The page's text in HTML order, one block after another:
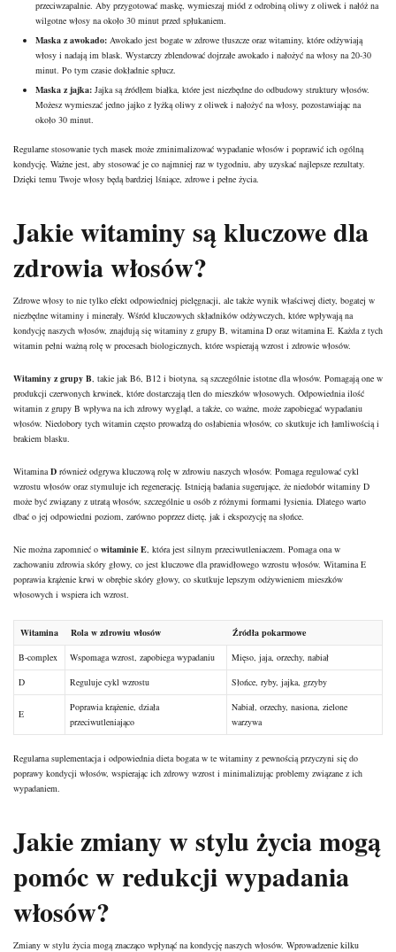
przeciwzapalnie. Aby przygotować maskę, wymieszaj miód z odrobiną oliwy z oliwek i nałóż na
wilgotne włosy na około 30 minut przed spłukaniem.
Maska z awokado: Awokado jest bogate w zdrowe tłuszcze oraz witaminy, które odżywiają
włosy i nadają im blask. Wystarczy zblendować dojrzałe awokado i nałożyć na włosy na 20-30
minut. Po tym czasie dokładnie spłucz.
Maska z jajka: Jajka są źródłem białka, które jest niezbędne do odbudowy struktury włosów.
Możesz wymieszać jedno jajko z łyżką oliwy z oliwek i nałożyć na włosy, pozostawiając na
około 30 minut.
Regularne stosowanie tych masek może zminimalizować wypadanie włosów i poprawić ich ogólną
kondycję. Ważne jest, aby stosować je co najmniej raz w tygodniu, aby uzyskać najlepsze rezultaty.
Dzięki temu Twoje włosy będą bardziej lśniące, zdrowe i pełne życia.
Jakie witaminy są kluczowe dla
zdrowia włosów?
Zdrowe włosy to nie tylko efekt odpowiedniej pielęgnacji, ale także wynik właściwej diety, bogatej w
niezbędne witaminy i minerały. Wśród kluczowych składników odżywczych, które wpływają na
kondycję naszych włosów, znajdują się witaminy z grupy B, witamina D oraz witamina E. Każda z tych
witamin pełni ważną rolę w procesach biologicznych, które wspierają wzrost i zdrowie włosów.
Witaminy z grupy B, takie jak B6, B12 i biotyna, są szczególnie istotne dla włosów. Pomagają one w
produkcji czerwonych krwinek, które dostarczają tlen do mieszków włosowych. Odpowiednia ilość
witamin z grupy B wpływa na ich zdrowy wygląd, a także, co ważne, może zapobiegać wypadaniu
włosów. Niedobory tych witamin często prowadzą do osłabienia włosów, co skutkuje ich łamliwością i
brakiem blasku.
WitaminaD również odgrywa kluczową rolę w zdrowiu naszych włosów. Pomaga regulować cykl
wzrostu włosów oraz stymuluje ich regenerację. Istnieją badania sugerujące, że niedobór witaminy D
może być związany z utratą włosów, szczególnie u osób z różnymi formami łysienia. Dlatego warto
dbać o jej odpowiedni poziom, zarówno poprzez dietę, jak i ekspozycję na słońce.
Nie można zapomnieć o witaminie E, która jest silnym przeciwutleniaczem. Pomaga ona w
zachowaniu zdrowia skóry głowy, co jest kluczowe dla prawidłowego wzrostu włosów. Witamina E
poprawia krążenie krwi w obrębie skóry głowy, co skutkuje lepszym odżywieniem mieszków
włosowych i wspiera ich wzrost.
Witamina Rola w zdrowiu włosów
Źródła pokarmowe
B-complex
Wspomaga wzrost, zapobiega wypadaniu
Mięso, jaja, orzechy, nabiał
D
Reguluje cykl wzrostu Słońce, ryby, jajka, grzyby
E
Poprawia krążenie, działa
przeciwutleniająco
Nabiał, orzechy, nasiona, zielone
warzywa
Regularna suplementacja i odpowiednia dieta bogata w te witaminy z pewnością przyczyni się do
poprawy kondycji włosów, wspierając ich zdrowy wzrost i minimalizując problemy związane z ich
wypadaniem.
Jakie zmiany w stylu życia mogą
pomóc w redukcji wypadania
włosów?
Zmiany w stylu życia mogą znacząco wpłynąć na kondycję naszych włosów. Wprowadzenie kilku